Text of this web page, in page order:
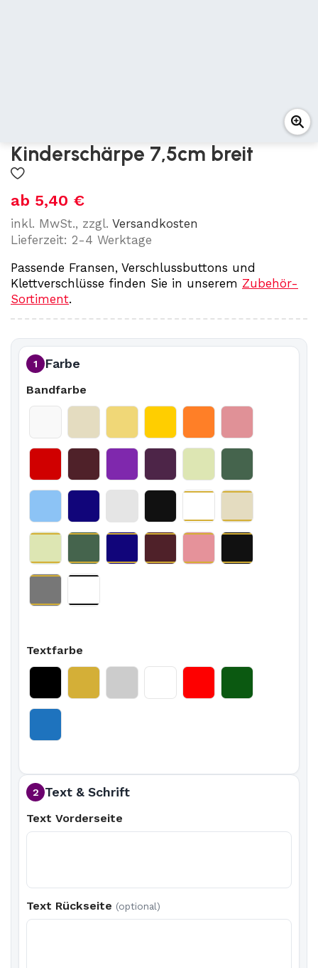
Kinderschärpe 7,5cm breit
ab 5,40 €
inkl. MwSt., zzgl. Versandkosten
Lieferzeit: 2-4 Werktage
Passende Fransen, Verschlussbuttons und
Klettverschlüsse finden Sie in unserem Zubehör-
Sortiment.
1 Farbe
Bandfarbe
Textfarbe
2 Text & Schrift
Text Vorderseite
Text Rückseite (optional)